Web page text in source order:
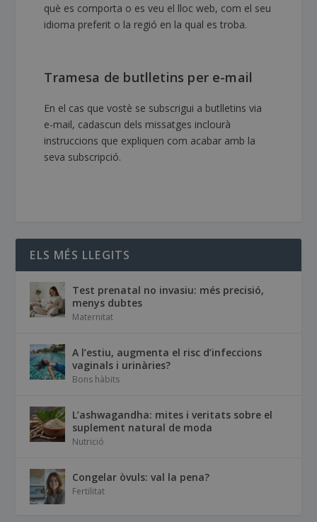
què es comporta o es veu el lloc web, com el seu
idioma preferit o la regió en la qual es troba.
Tramesa de butlletins per e-mail
En el cas que vostè se subscrigui a butlletins via
e-mail, cadascun dels missatges inclourà
instruccions que expliquen com acabar amb la
seva subscripció.
ELS MÉS LLEGITS
Test prenatal no invasiu: més precisió,
menys dubtes
Maternitat
A l’estiu, augmenta el risc d’infeccions
vaginals i urinàries?
Bons hàbits
L’ashwagandha: mites i veritats sobre el
suplement natural de moda
Nutrició
Congelar òvuls: val la pena?
Fertilitat